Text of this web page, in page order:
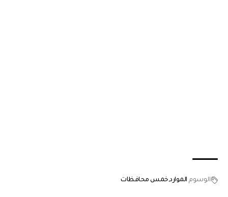
الوسوم الموارد خمس محافظات